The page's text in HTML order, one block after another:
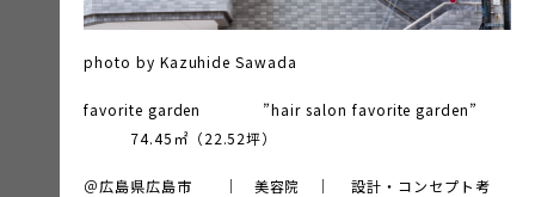
photo by Kazuhide Sawada
favorite garden ”hair salon favorite garden”
74.45㎡（22.52坪）
＠広島県広島市 ｜ 美容院 ｜ 設計・コンセプト考